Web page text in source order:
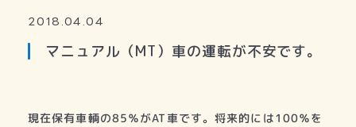
2018.04.04
マニュアル（MT）車の運転が不安です。
現在保有車輌の85％がAT車です。将来的には100％を